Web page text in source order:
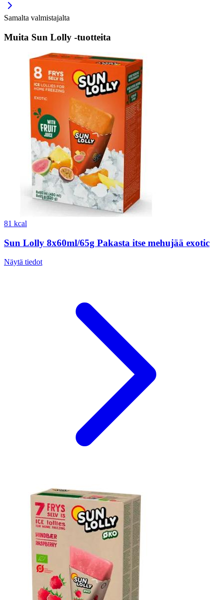
Samalta valmistajalta
Muita Sun Lolly -tuotteita
81 kcal
Sun Lolly 8x60ml/65g Pakasta itse mehujää exotic
Näytä tiedot